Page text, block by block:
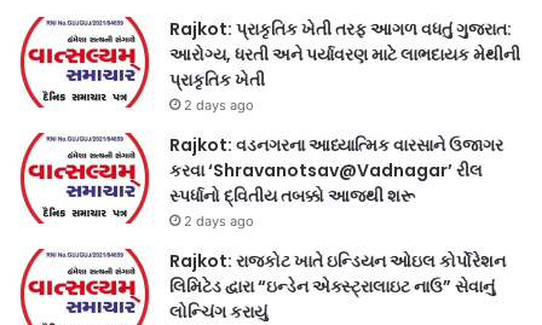
Rajkot: પ્રાકૃતિક ખેતી તરફ આગળ વધતું ગુજરાત:
આરોગ્ય, ધરતી અને પર્યાવરણ માટે લાભદાયક મેથીની
પ્રાકૃતિક ખેતી
2 days ago
Rajkot: વડનગરના આધ્યાત્મિક વારસાને ઉજાગર
કરવા ‘Shravanotsav@Vadnagar’ રીલ
સ્પર્ધાનો દ્વિતીય તબક્કો આજથી શરૂ
2 days ago
Rajkot: રાજકોટ ખાતે ઇન્ડિયન ઓઇલ કોર્પોરેશન
લિમિટેડ દ્વારા “ઇન્ડેન એક્સ્ટ્રાલાઇટ નાઉ” સેવાનું
લોન્ચિંગ કરાયું